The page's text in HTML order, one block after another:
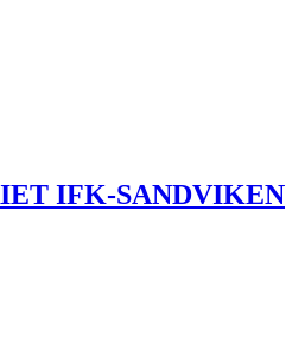
IFK-SANDVIKEN